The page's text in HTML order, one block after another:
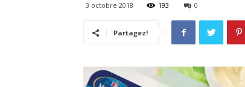
3 octobre 2018 193 0
Partagez!